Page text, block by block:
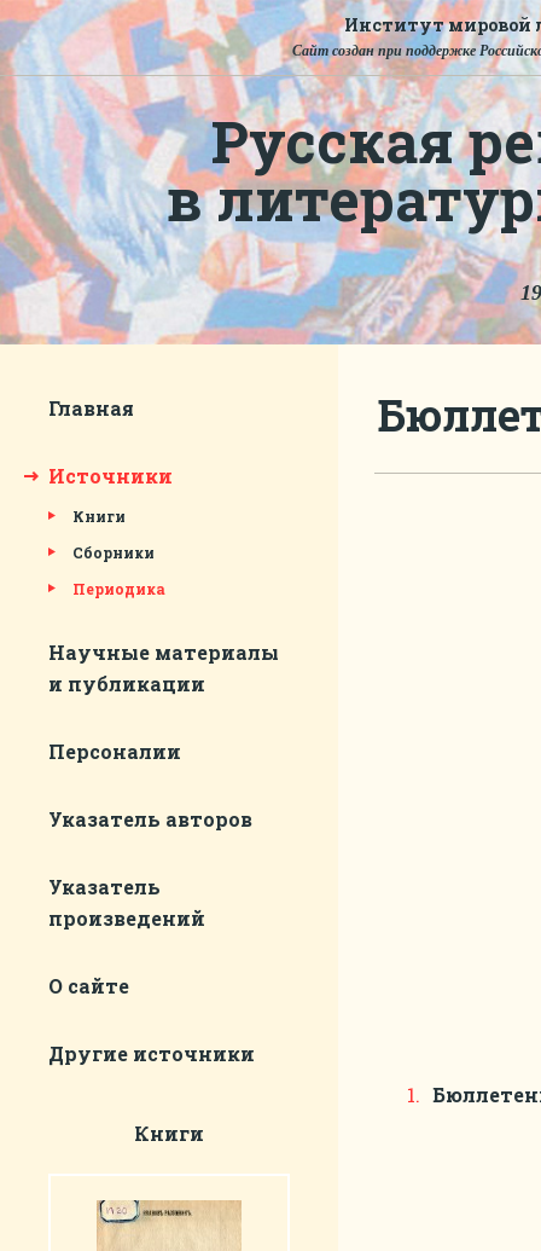
Институт мировой
Сайт создан при поддержке
Русская
в
Главная
Источники
Книги
Сборники
Периодика
Научные материалы
и публикации
Персоналии
Указатель авторов
Указатель
произведений
О сайте
Другие источники
Книги